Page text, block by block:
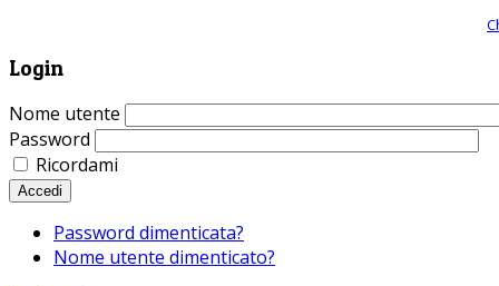
Login
Nome utente
Password
Ricordami
Accedi
Password dimenticata?
Nome utente dimenticato?